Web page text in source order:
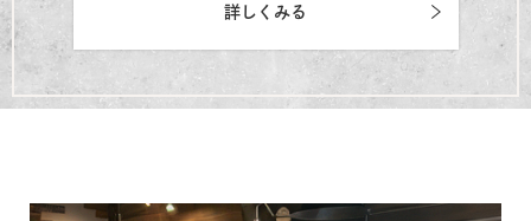
詳しくみる